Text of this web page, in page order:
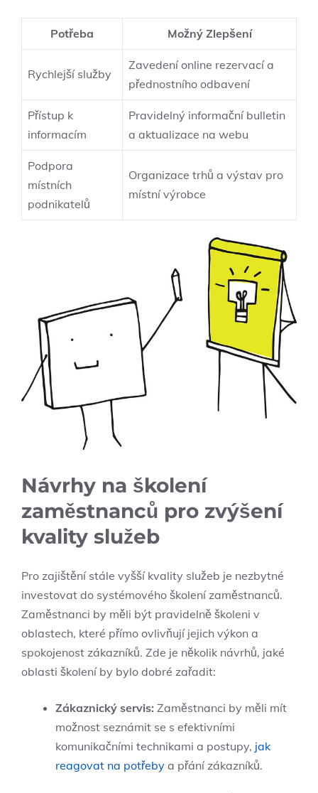
Potřeba Možný Zlepšení
Rychlejší služby
Zavedení online rezervací a
přednostního odbavení
Přístup k
informacím
Pravidelný informační bulletin
a aktualizace na webu
Podpora
místních
podnikatelů
Organizace trhů a výstav pro
místní výrobce
Návrhy na školení
zaměstnanců pro zvýšení
kvality služeb
Pro zajištění stále vyšší kvality služeb je nezbytné
investovat do systémového školení zaměstnanců.
Zaměstnanci by měli být pravidelně školeni v
oblastech, které přímo ovlivňují jejich výkon a
spokojenost zákazníků. Zde je několik návrhů, jaké
oblasti školení by bylo dobré zařadit:
Zákaznický servis: Zaměstnanci by měli mít
možnost seznámit se s efektivními
komunikačními technikami a postupy, jak
reagovat na potřeby a přání zákazníků.